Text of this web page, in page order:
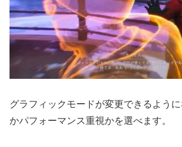
グラフィックモードが変更できるよう
かパフォーマンス重視かを選べます。